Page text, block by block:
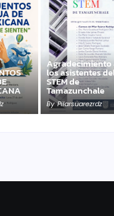
Agradecimiento
los asistentes
STEM de
Tamazunchale
By Pilarsuarezrdz